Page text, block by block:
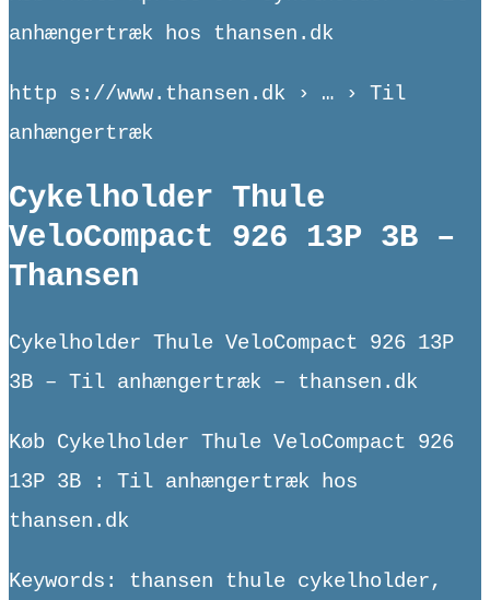
anhængertræk hos thansen.dk
http s://www.thansen.dk › … › Til
anhængertræk
Cykelholder Thule
VeloCompact 926 13P 3B –
Thansen
Cykelholder Thule VeloCompact 926 13P
3B – Til anhængertræk – thansen.dk
Køb Cykelholder Thule VeloCompact 926
13P 3B : Til anhængertræk hos
thansen.dk
Keywords: thansen thule cykelholder,